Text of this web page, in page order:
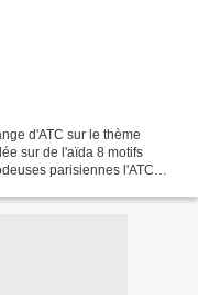
d'ATC sur le thème
sur de l'aïda 8 motifs
parisiennes l'ATC